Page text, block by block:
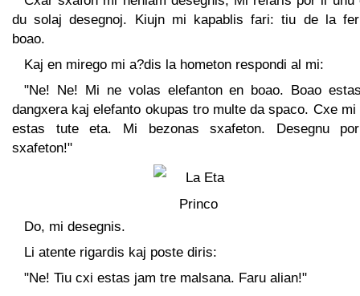
du solaj desegnoj. Kiujn mi kapablis fari: tiu de la
boao.
Kaj en mirego mi a?dis la hometon respondi al mi:
"Ne! Ne! Mi ne volas elefanton en boao. Boao
dangxera kaj elefanto okupas tro multe da spaco. Cxe mi
estas tute eta. Mi bezonas sxafeton. Desegnu
sxafeton!"
Do, mi desegnis.
Li atente rigardis kaj poste diris:
"Ne! Tiu cxi estas jam tre malsana. Faru alian!"